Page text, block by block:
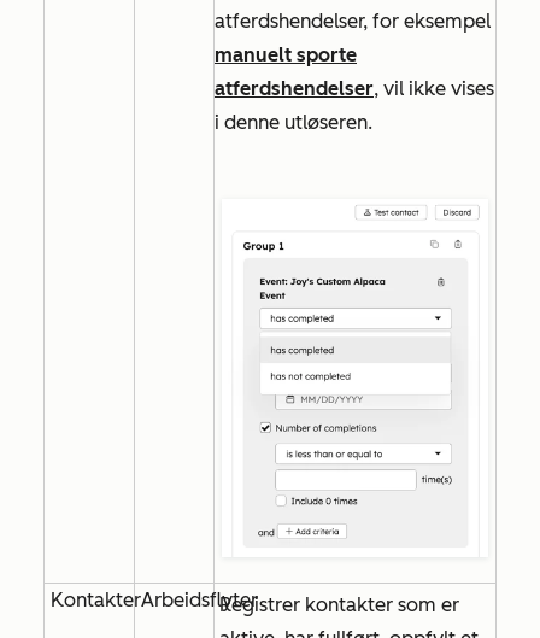
atferdshendelser, for eksempel
manuelt sporte
atferdshendelser, vil ikke vises
i denne utløseren.
KontakterArbeidsflyterRegistrer kontakter som er